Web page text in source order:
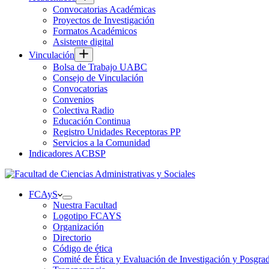
Convocatorias Académicas
Proyectos de Investigación
Formatos Académicos
Asistente digital
Vinculación
Bolsa de Trabajo UABC
Consejo de Vinculación
Convocatorias
Convenios
Colectiva Radio
Educación Continua
Registro Unidades Receptoras PP
Servicios a la Comunidad
Indicadores ACBSP
FCAyS
Nuestra Facultad
Logotipo FCAYS
Organización
Directorio
Código de ética
Comité de Ética y Evaluación de Investigación y